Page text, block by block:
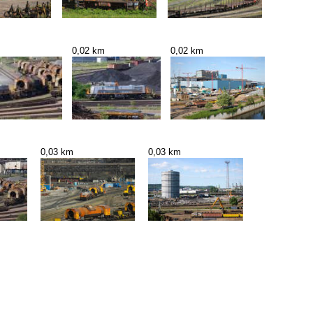
0,02 km 0,02 km
0,03 km 0,03 km